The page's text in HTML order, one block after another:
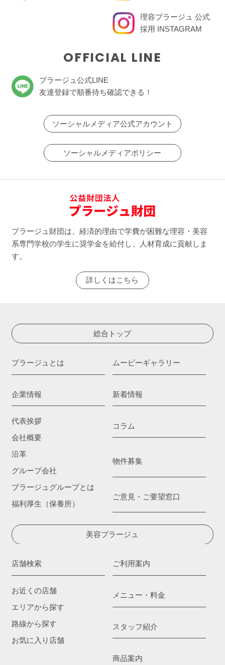
理容プラージュ 公式
採用 INSTAGRAM
OFFICIAL LINE
プラージュ公式LINE
友達登録で順番待ち確認できる！
ソーシャルメディア公式アカウント
ソーシャルメディアポリシー
プラージュ財団は、経済的理由で学費が困難な理容・美容
系専門学校の学生に奨学金を給付し、人材育成に貢献しま
す。
詳しくはこちら
総合トップ
プラージュとは
企業情報
代表挨拶
会社概要
沿革
グループ会社
プラージュグループとは
福利厚生（保養所）
ムービーギャラリー
新着情報
コラム
物件募集
ご意見・ご要望窓口
美容プラージュ
店舗検索
お近くの店舗
エリアから探す
路線から探す
お気に入り店舗
ご利用案内
メニュー・料金
スタッフ紹介
商品案内